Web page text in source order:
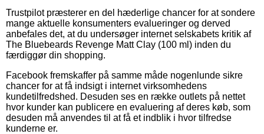
Trustpilot præsterer en del hæderlige chancer for at sondere
mange aktuelle konsumenters evalueringer og derved
anbefales det, at du undersøger internet selskabets kritik af
The Bluebeards Revenge Matt Clay (100 ml) inden du
færdiggør din shopping.
Facebook fremskaffer på samme måde nogenlunde sikre
chancer for at få indsigt i internet virksomhedens
kundetilfredshed. Desuden ses en række outlets på nettet
hvor kunder kan publicere en evaluering af deres køb, som
desuden må anvendes til at få et indblik i hvor tilfredse
kunderne er.